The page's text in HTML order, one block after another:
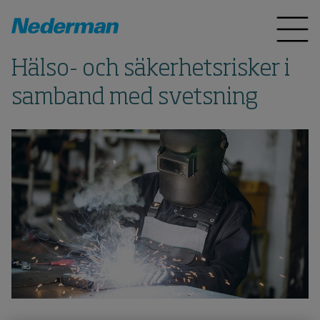
Hälso- och säkerhetsrisker i
samband med svetsning